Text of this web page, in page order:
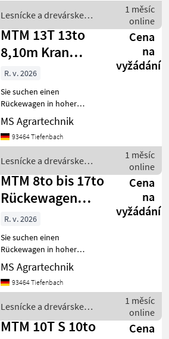
Rückewägen sind die
wahrscheinlich be
Lesnícke a drevárske
stroje / MTM Forest
1 měsíc
online
MTM 13T 13to
8,10m Kran
Druckluft
Doppelrohrrahmen
Cena
na
vyžádání
R. v. 2026
Sie suchen einen
Rückewagen in hoher
Verarbeitungsqualität und
mit starken Hubkräften.
Dann sind Sie bei MTM
Rückewägen sind die
wahrscheinlich be
MS Agrartechnik
93464 Tiefenbach
Lesnícke a drevárske
stroje / MTM Forest
1 měsíc
online
MTM 8to bis 17to
Rückewagen
6,60m bis 9,0m
Kräne Dru
Cena
na
vyžádání
R. v. 2026
Sie suchen einen
Rückewagen in hoher
Verarbeitungsqualität und
mit starken Hubkräften.
Dann sind Sie bei MTM
Rückewägen sind die
wahrscheinlich be
MS Agrartechnik
93464 Tiefenbach
Lesnícke a drevárske
stroje / MTM Forest
1 měsíc
online
MTM 10T S 10to
Cena